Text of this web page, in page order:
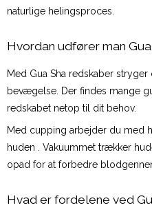
naturlige helingsproces.
Hvordan udfører man
Med Gua Sha redskaber
bevægelse. Der findes mange
redskabet netop til dit behov.
Med cupping arbejder du med
huden . Vakuummet trækker
opad for at forbedre
Hvad er fordelene ved